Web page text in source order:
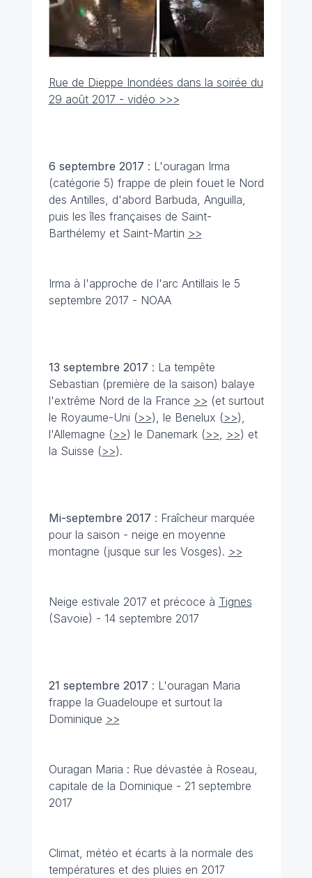
Rue de Dieppe Inondées dans la soirée du
29 août 2017 - vidéo >>>
6 septembre 2017 : L'ouragan Irma
(catégorie 5) frappe de plein fouet le Nord
des Antilles, d'abord Barbuda, Anguilla,
puis les îles françaises de Saint-
Barthélemy et Saint-Martin >>
Irma à l'approche de l'arc Antillais le 5
septembre 2017 - NOAA
13 septembre 2017 : La tempête
Sebastian (première de la saison) balaye
l'extrême Nord de la France >> (et surtout
le Royaume-Uni (>>), le Benelux (>>),
l'Allemagne (>>) le Danemark (>> >>) et
la Suisse (>>).
Mi-septembre 2017 : Fraîcheur marquée
pour la saison - neige en moyenne
montagne (jusque sur les Vosges). >>
Neige estivale 2017 et précoce à Tignes
(Savoie) - 14 septembre 2017
21 septembre 2017 : L'ouragan Maria
frappe la Guadeloupe et surtout la
Dominique >>
Ouragan Maria : Rue dévastée à Roseau,
capitale de la Dominique - 21 septembre
2017
Climat, météo et écarts à la normale des
températures et des pluies en 2017